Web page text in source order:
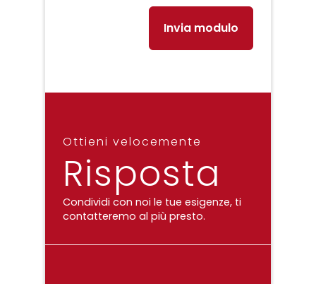
Invia modulo
Ottieni velocemente
Risposta
Condividi con noi le tue esigenze, ti
contatteremo al più presto.